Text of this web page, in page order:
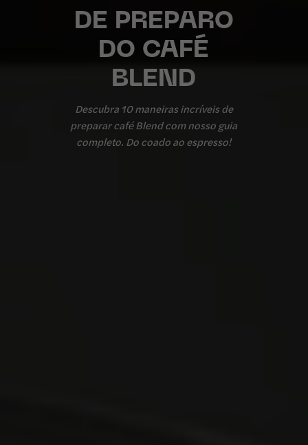
DE PREPARO
DO CAFÉ
BLEND
Descubra 10 maneiras incríveis de
preparar café Blend com nosso guia
completo. Do coado ao espresso!